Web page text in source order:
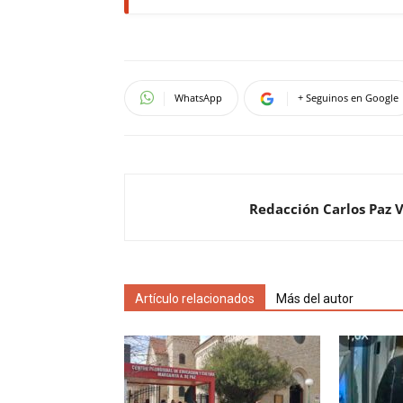
WhatsApp + Seguinos en Google
Redacción Carlos Paz
Artículo relacionados Más del autor